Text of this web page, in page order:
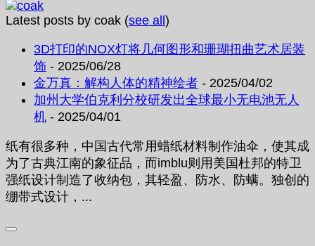
Latest posts by coak (see all)
3D打印的NOX灯将几何图形和珊瑚扭曲艺术居装
饰 - 2025/06/28
金万真：解构人体的精神绘者 - 2025/04/02
加州大学伯克利分校研发出全球最小无电池无人
机 - 2025/04/01
纸有很多种，中国古代常用蜡纸材料制作油伞，使其成
为了古典江南的象征品，而imblu则用美国杜邦的特卫
强纸设计制造了收纳包，其轻盈、防水、防螨。独创的
绷带式设计，...